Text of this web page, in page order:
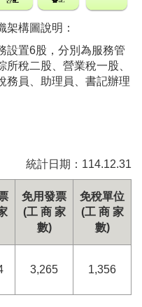
架構圖說明：
置6股，分別為服務管
稅二股、營業稅一股、
務員、助理員、書記辦理
統計日期：114.12.31
免用發票
(工 商 家
數)
免稅單位
(工 商 家
數)
3,265 1,356